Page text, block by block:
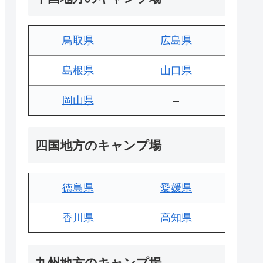
鳥取県 広島県
島根県 山口県
岡山県 –
四国地方のキャンプ場
徳島県 愛媛県
香川県 高知県